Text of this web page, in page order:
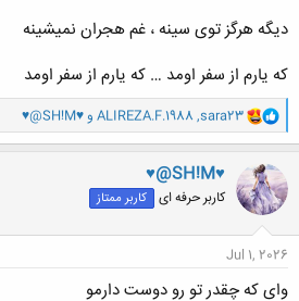
دیگه هرگز توی سینه ، غم هجران نمیشینه
که یارم از سفر اومد … که یارم از سفر اومد
و
ا
ک
ش
ه
:
sara23
,
ALIREZA.F.1988 و♥@SH!M♥
♥@SH!M♥
کاربر حرفه ای کاربر ممتاز
Jul 1, 2026
وای که چقدر تو رو دوست دارمو